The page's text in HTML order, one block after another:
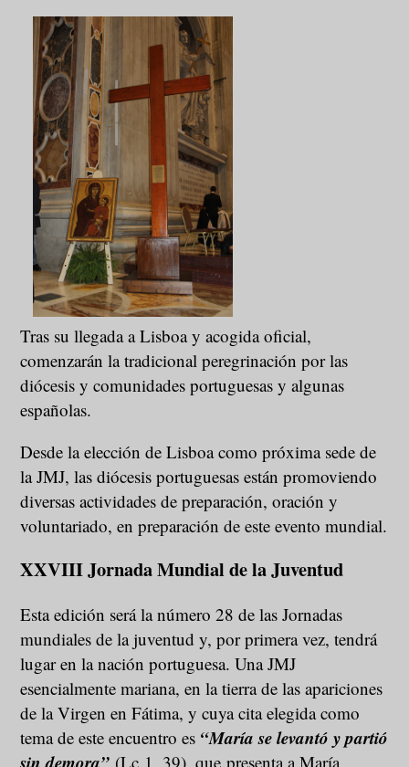
Tras su llegada a Lisboa y acogida oficial,
comenzarán la tradicional peregrinación por las
diócesis y comunidades portuguesas y algunas
españolas.
Desde la elección de Lisboa como próxima sede de
la JMJ, las diócesis portuguesas están promoviendo
diversas actividades de preparación, oración y
voluntariado, en preparación de este evento mundial.
XXVIII Jornada Mundial de la Juventud
Esta edición será la número 28 de las Jornadas
mundiales de la juventud y, por primera vez, tendrá
lugar en la nación portuguesa. Una JMJ
esencialmente mariana, en la tierra de las apariciones
de la Virgen en Fátima, y cuya cita elegida como
tema de este encuentro es “María se levantó y partió
sin demora” (Lc 1, 39), que presenta a María,